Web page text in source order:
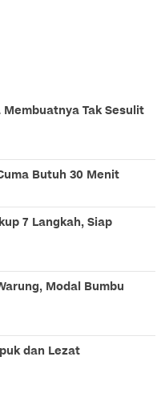
Tak Sesulit
Butuh 30 Menit
7 Langkah, Siap
Modal Bumbu
dan Lezat